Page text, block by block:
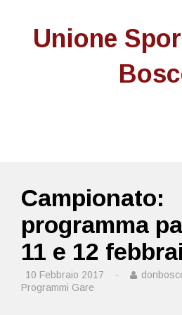
Unione
Campionato:
programma
11 e 12
10 Febbraio 2017 ·
Programmi Gare